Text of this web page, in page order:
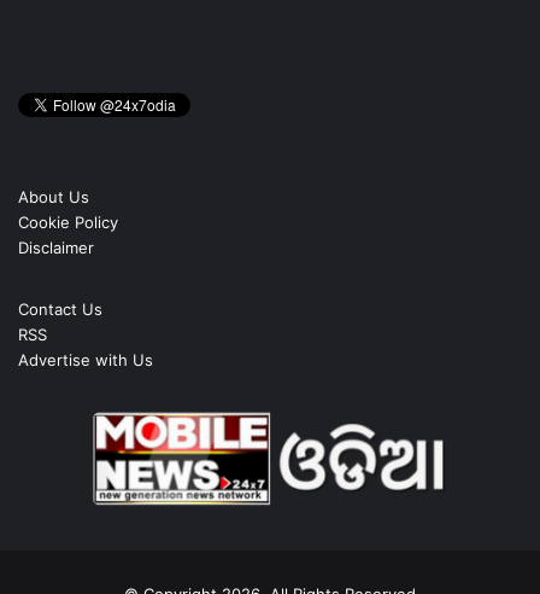
About Us
Cookie Policy
Disclaimer
Contact Us
RSS
Advertise with Us